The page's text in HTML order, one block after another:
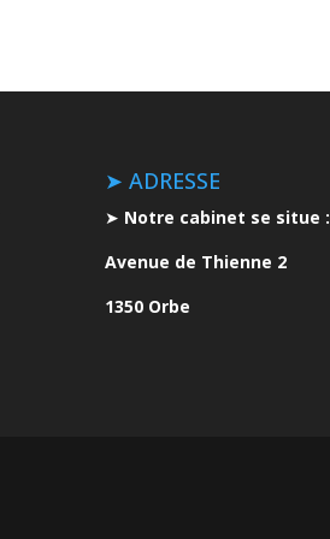
➤ ADRESSE
➤ Notre cabinet se situe :
Avenue de Thienne 2
1350 Orbe